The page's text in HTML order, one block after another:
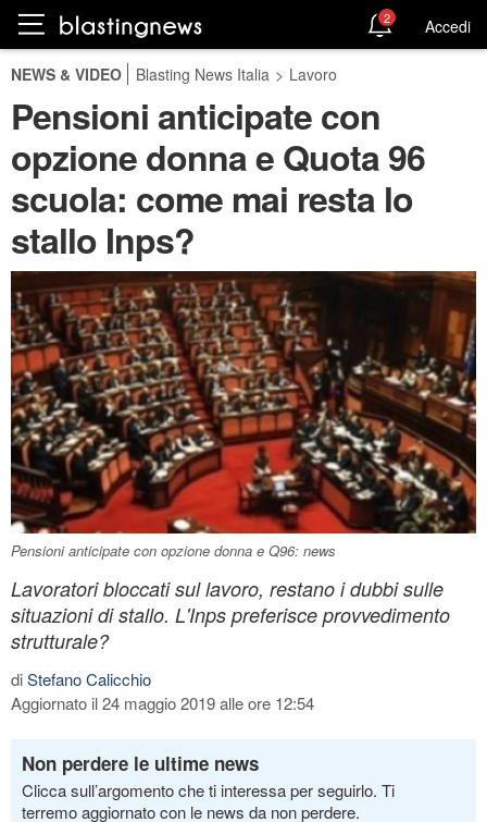
2 Accedi
NEWS & VIDEO Blasting News Italia > Lavoro
Pensioni anticipate con
opzione donna e Quota 96
scuola: come mai resta lo
stallo Inps?
Pensioni anticipate con opzione donna e Q96: news
Lavoratori bloccati sul lavoro, restano i dubbi sulle
situazioni di stallo. L'Inps preferisce provvedimento
strutturale?
diStefano Calicchio
Aggiornato il 24 maggio 2019 alle ore 12:54
Non perdere le ultime news
Clicca sull’argomento che ti interessa per seguirlo. Ti
terremo aggiornato con le news da non perdere.